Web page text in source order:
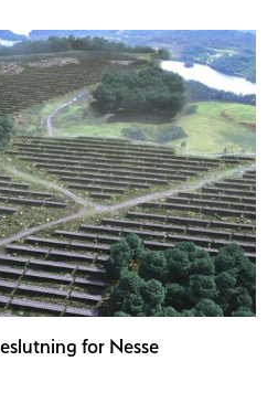
for Nesse